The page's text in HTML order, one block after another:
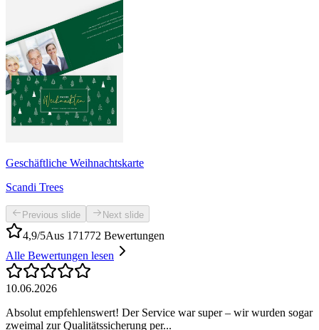
Geschäftliche Weihnachtskarte
Scandi Trees
Previous slide Next slide
4,9/5Aus 171772 Bewertungen
Alle Bewertungen lesen
10.06.2026
Absolut empfehlenswert! Der Service war super – wir wurden sogar
zweimal zur Qualitätssicherung per...